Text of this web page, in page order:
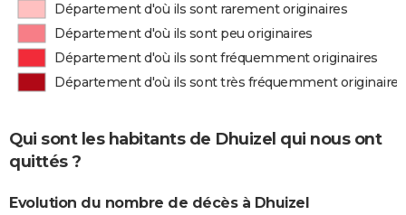
Département d'où ils sont rarement originaires
Département d'où ils sont peu originaires
Département d'où ils sont fréquemment originaires
Département d'où ils sont très fréquemment originaires
Qui sont les habitants de Dhuizel qui nous ont
quittés ?
Evolution du nombre de décès à Dhuizel